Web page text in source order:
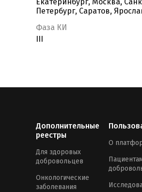
Екатеринбург, Москва,
Петербург, Саратов,
Фаза КИ
Дополнительные
реестры
Для здоровых
добровольцев
Онкологические
заболевания
О